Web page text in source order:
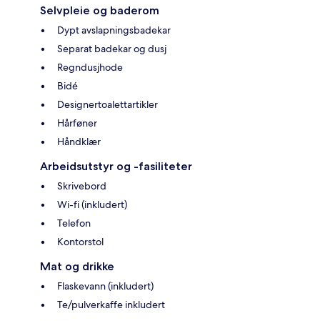
Selvpleie og baderom
Dypt avslapningsbadekar
Separat badekar og dusj
Regndusjhode
Bidé
Designertoalettartikler
Hårføner
Håndklær
Arbeidsutstyr og -fasiliteter
Skrivebord
Wi-fi (inkludert)
Telefon
Kontorstol
Mat og drikke
Flaskevann (inkludert)
Te/pulverkaffe inkludert